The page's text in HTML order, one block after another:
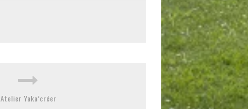
Atelier Yaka’créer